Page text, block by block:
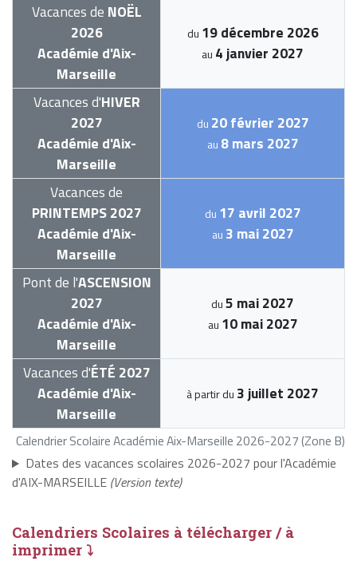
Calendrier Scolaire Académie Aix-Marseille 2026-2027 (Zone B)
Vacances de NOËL
2026
Académie d'Aix-
Marseille
du 19 décembre 2026
au 4 janvier 2027
Vacances d'HIVER
2027
Académie d'Aix-
Marseille
du 20 février 2027
au 8 mars 2027
Vacances de
PRINTEMPS 2027
Académie d'Aix-
Marseille
du 17 avril 2027
au 3 mai 2027
Pont de l'ASCENSION
2027
Académie d'Aix-
Marseille
du5 mai 2027
au 10 mai 2027
Vacances d'ÉTÉ 2027
Académie d'Aix-
Marseille
à partir du 3 juillet 2027
Dates des vacances scolaires 2026-2027 pour l'Académie
d'AIX-MARSEILLE (Version texte)
Calendriers Scolaires à télécharger / à
imprimer ⤵